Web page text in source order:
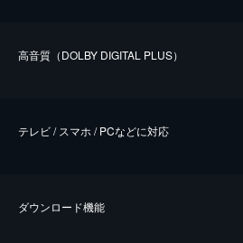
⾼⾳質（DOLBY DIGITAL PLUS）
テレビ / スマホ / PCなどに対応
ダウンロード機能